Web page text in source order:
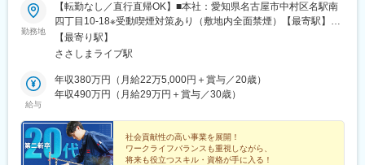
勤務地
【転勤なし／直行直帰OK】■本社：愛知県名古屋市中村区名駅南
四丁目10-18※受動喫煙対策あり（敷地内全面禁煙）【最寄駅】
■「ささしまライブ駅」から徒歩7分■名鉄「山王駅」から徒歩14
分■名鉄「名古屋駅」から徒歩15分☆社用車の貸与が可能です！
【最寄り駅】
ささしまライブ駅
給与
年収380万円（月給22万5,000円＋賞与／20歳）
年収490万円（月給29万円＋賞与／30歳）
社会貢献性の高い事業を展開！
ワークライフバランスも重視しながら、
将来も役立つスキル・資格が手に入る！